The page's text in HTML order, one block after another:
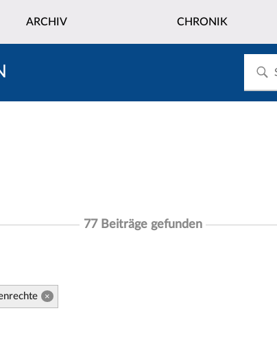
ARCHIV CHRONIK
77 Beiträge gefunden
×